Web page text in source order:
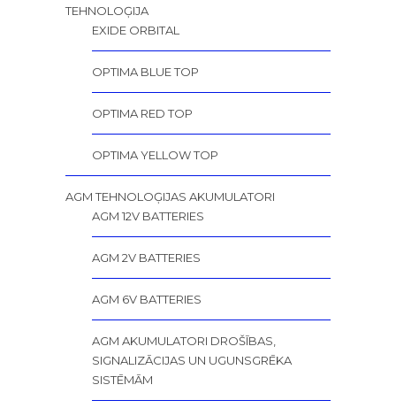
TEHNOLOĢIJA
EXIDE ORBITAL
OPTIMA BLUE TOP
OPTIMA RED TOP
OPTIMA YELLOW TOP
AGM TEHNOLOĢIJAS AKUMULATORI
AGM 12V BATTERIES
AGM 2V BATTERIES
AGM 6V BATTERIES
AGM AKUMULATORI DROŠĪBAS,
SIGNALIZĀCIJAS UN UGUNSGRĒKA
SISTĒMĀM